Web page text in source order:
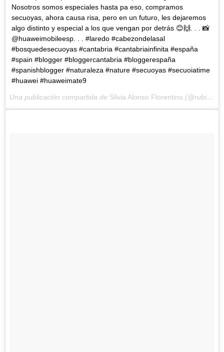
Nosotros somos especiales hasta pa eso, compramos
secuoyas, ahora causa risa, pero en un futuro, les dejaremos
algo distinto y especial a los que vengan por detrás 😊🙌. . . 📸
@huaweimobileesp. . . #laredo #cabezondelasal
#bosquedesecuoyas #cantabria #cantabriainfinita #españa
#spain #blogger #bloggercantabria #bloggerespaña
#spanishblogger #naturaleza #nature #secuoyas #secuoiatime
#huawei #huaweimate9
Una publicación compartida de Silvia Alonso Florentino (@rubiapineapple) el